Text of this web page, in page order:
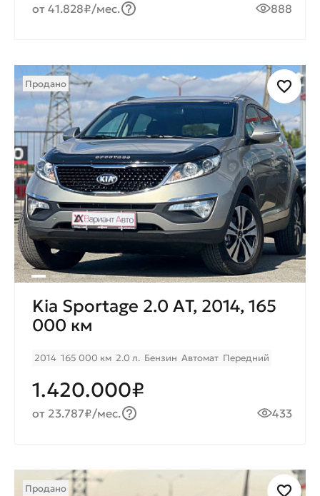
от 41.828₽/мес. 888
Продано
Kia Sportage 2.0 AТ, 2014, 165
000 км
2014 165 000 км 2.0 л. Бензин Автомат Передний
1.420.000₽
от 23.787₽/мес. 433
Продано